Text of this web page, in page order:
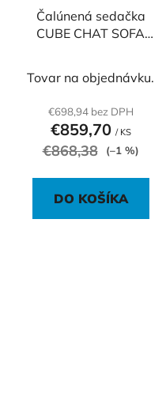
Čalúnená sedačka
CUBE CHAT SOFA
Tovar na objednávku.
€698,94 bez DPH
€859,70 / KS
€868,38 (–1 %)
DO KOŠÍKA